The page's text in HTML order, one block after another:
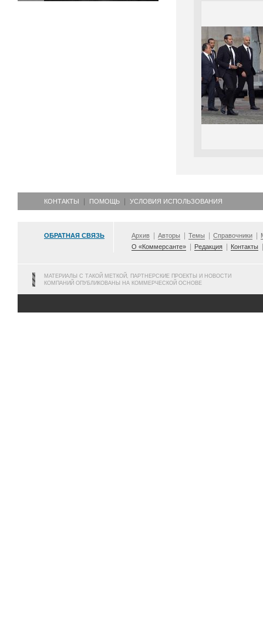
КОНТАКТЫ ПОМОЩЬ УСЛОВИЯ ИСПОЛЬЗОВАНИЯ
ОБРАТНАЯ СВЯЗЬ Архив Авторы Темы Справочники
О «Коммерсанте»
Редакция Контакты
МАТЕРИАЛЫ С ТАКОЙ МЕТКОЙ, ПАРТНЕРСКИЕ ПРОЕКТЫ И НОВОСТИ
КОМПАНИЙ ОПУБЛИКОВАНЫ НА КОММЕРЧЕСКОЙ ОСНОВЕ